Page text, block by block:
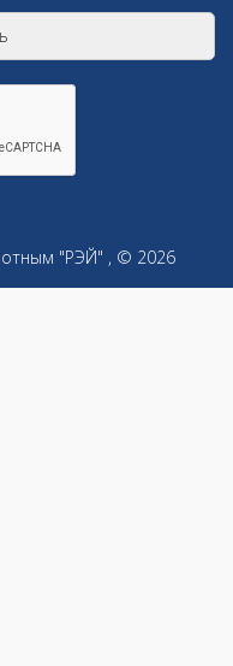
"РЭЙ" , © 2026